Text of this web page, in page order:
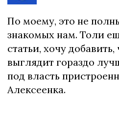
По моему, это не
знакомых нам. Толи
статьи, хочу
выглядит гораздо
под власть
Алексеенка.